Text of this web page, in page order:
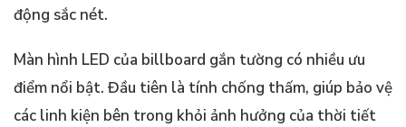
động sắc nét.
Màn hình LED của billboard gắn tường có nhiều ưu
điểm nổi bật. Đầu tiên là tính chống thấm, giúp bảo vệ
các linh kiện bên trong khỏi ảnh hưởng của thời tiết